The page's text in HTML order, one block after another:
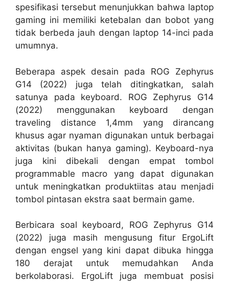
spesifikasi tersebut menunjukkan bahwa laptop
gaming ini memiliki ketebalan dan bobot yang
tidak berbeda jauh dengan laptop 14-inci pada
umumnya.
Beberapa aspek desain pada ROG Zephyrus
G14 (2022) juga telah ditingkatkan, salah
satunya pada keyboard. ROG Zephyrus G14
(2022) menggunakan keyboard dengan
traveling distance 1,4mm yang dirancang
khusus agar nyaman digunakan untuk berbagai
aktivitas (bukan hanya gaming). Keyboard-nya
juga kini dibekali dengan empat tombol
programmable macro yang dapat digunakan
untuk meningkatkan produktiitas atau menjadi
tombol pintasan ekstra saat bermain game.
Berbicara soal keyboard, ROG Zephyrus G14
(2022) juga masih mengusung fitur ErgoLift
dengan engsel yang kini dapat dibuka hingga
180 derajat untuk memudahkan Anda
berkolaborasi. ErgoLift juga membuat posisi